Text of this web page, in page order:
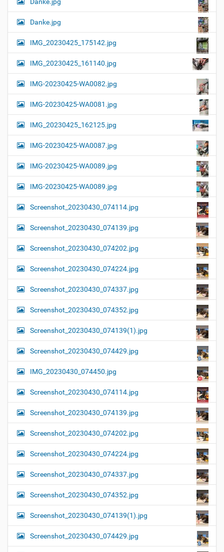
Danke.jpg
IMG_20230425_175142.jpg
IMG_20230425_161140.jpg
IMG-20230425-WA0082.jpg
IMG-20230425-WA0081.jpg
IMG_20230425_162125.jpg
IMG-20230425-WA0087.jpg
IMG-20230425-WA0089.jpg
IMG-20230425-WA0089.jpg
Screenshot_20230430_074114.jpg
Screenshot_20230430_074139.jpg
Screenshot_20230430_074202.jpg
Screenshot_20230430_074224.jpg
Screenshot_20230430_074337.jpg
Screenshot_20230430_074352.jpg
Screenshot_20230430_074139(1).jpg
Screenshot_20230430_074429.jpg
IMG_20230430_074450.jpg
Screenshot_20230430_074114.jpg
Screenshot_20230430_074139.jpg
Screenshot_20230430_074202.jpg
Screenshot_20230430_074224.jpg
Screenshot_20230430_074337.jpg
Screenshot_20230430_074352.jpg
Screenshot_20230430_074139(1).jpg
Screenshot_20230430_074429.jpg